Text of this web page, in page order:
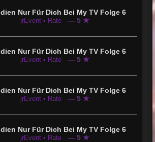
Nur Für Dich Bei My TV Folge 6
jrEvent • Rate — 5 ★
Nur Für Dich Bei My TV Folge 6
jrEvent • Rate — 5 ★
Nur Für Dich Bei My TV Folge 6
jrEvent • Rate — 5 ★
Nur Für Dich Bei My TV Folge 6
jrEvent • Rate — 5 ★